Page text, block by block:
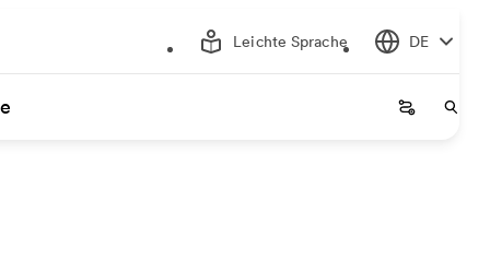
Leichte Sprache DE
Startseite